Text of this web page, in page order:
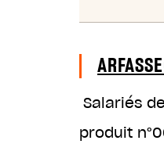
Salariés
produit n°